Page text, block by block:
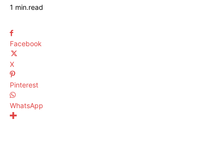
1 min.read
Facebook
X
Pinterest
WhatsApp